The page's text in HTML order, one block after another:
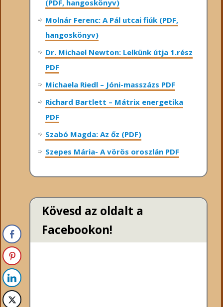
(PDF, hangoskönyv)
Molnár Ferenc: A Pál utcai fiúk (PDF,
hangoskönyv)
Dr. Michael Newton: Lelkünk útja 1.rész
PDF
Michaela Riedl – Jóni-masszázs PDF
Richard Bartlett – Mátrix energetika
PDF
Szabó Magda: Az őz (PDF)
Szepes Mária- A vörös oroszlán PDF
Kövesd az oldalt a
Facebookon!